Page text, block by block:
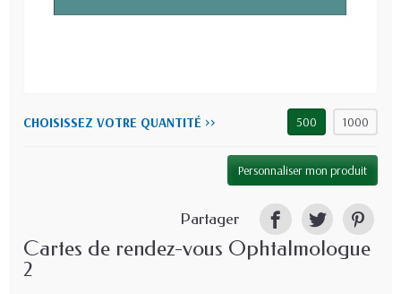
CHOISISSEZ VOTRE QUANTITÉ >> 500 1000
Personnaliser mon produit
Partager
Cartes de rendez-vous Ophtalmologue
2